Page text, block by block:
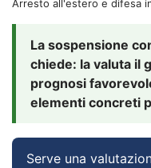
Arresto all'estero e difesa
La sospensione
chiede: la valuta il
prognosi
elementi concreti
Serve una